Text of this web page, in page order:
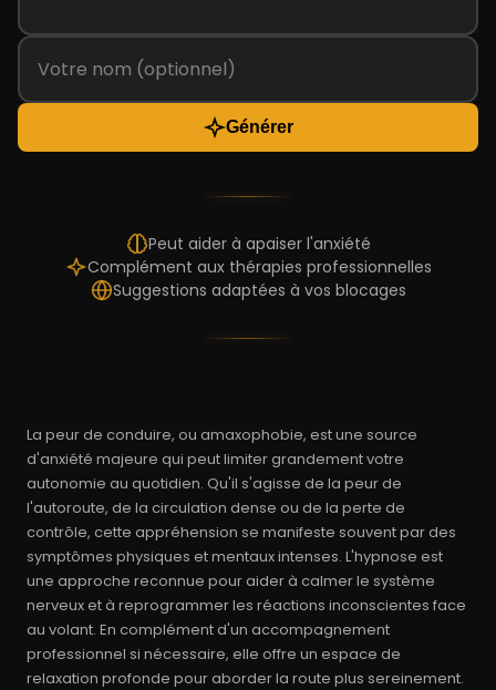
Générer
Peut aider à apaiser l'anxiété
Complément aux thérapies professionnelles
Suggestions adaptées à vos blocages
La peur de conduire, ou amaxophobie, est une source
d'anxiété majeure qui peut limiter grandement votre
autonomie au quotidien. Qu'il s'agisse de la peur de
l'autoroute, de la circulation dense ou de la perte de
contrôle, cette appréhension se manifeste souvent par des
symptômes physiques et mentaux intenses. L'hypnose est
une approche reconnue pour aider à calmer le système
nerveux et à reprogrammer les réactions inconscientes face
au volant. En complément d'un accompagnement
professionnel si nécessaire, elle offre un espace de
relaxation profonde pour aborder la route plus sereinement.